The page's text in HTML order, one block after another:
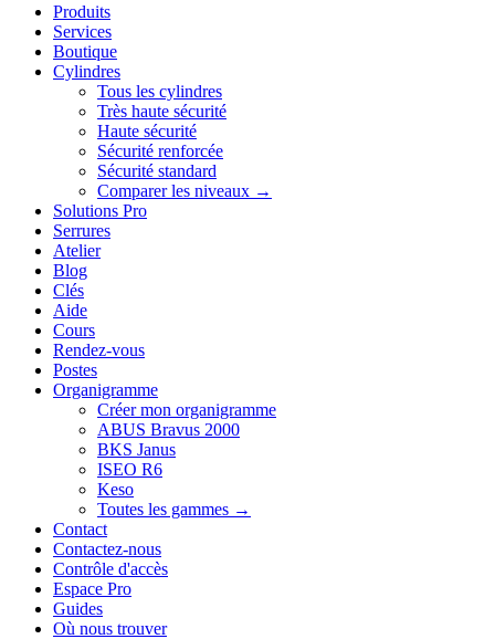
Produits
Services
Boutique
Cylindres
Tous les cylindres
Très haute sécurité
Haute sécurité
Sécurité renforcée
Sécurité standard
Comparer les niveaux →
Solutions Pro
Serrures
Atelier
Blog
Clés
Aide
Cours
Rendez-vous
Postes
Organigramme
Créer mon organigramme
ABUS Bravus 2000
BKS Janus
ISEO R6
Keso
Toutes les gammes →
Contact
Contactez-nous
Contrôle d'accès
Espace Pro
Guides
Où nous trouver